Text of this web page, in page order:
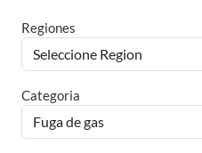
Regiones
Categoria